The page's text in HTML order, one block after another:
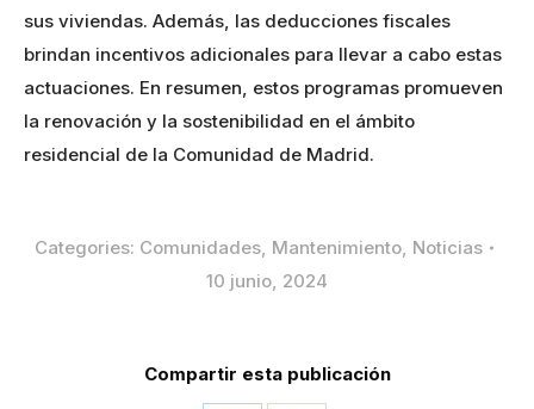
sus viviendas. Además, las deducciones fiscales
brindan incentivos adicionales para llevar a cabo estas
actuaciones. En resumen, estos programas promueven
la renovación y la sostenibilidad en el ámbito
residencial de la Comunidad de Madrid.
Categories: Comunidades, Mantenimiento, Noticias
10 junio, 2024
Compartir esta publicación